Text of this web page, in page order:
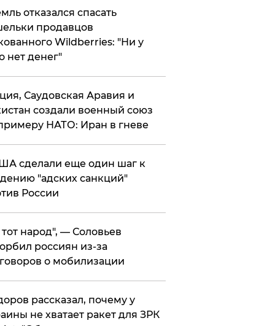
отказался спасать
продавцов
Wildberries: "Ни у
нет денег"
Саудовская Аравия и
создали военный союз
НАТО: Иран в гневе
сделали еще один шаг к
"адских санкций"
России
народ", — Соловьев
россиян из-за
о мобилизации
рассказал, почему у
не хватает ракет для ЗРК